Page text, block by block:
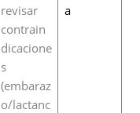
revisar
contrain
dicacione
s
(embaraz
o/lactanc
a